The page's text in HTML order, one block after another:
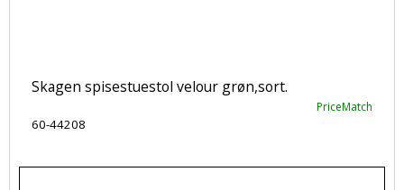
Skagen spisestuestol velour grøn,sort.
PriceMatch
60-44208